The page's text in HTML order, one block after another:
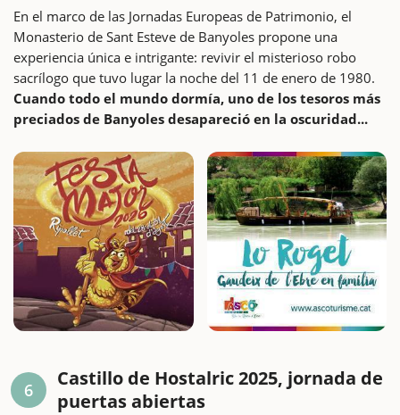
En el marco de las Jornadas Europeas de Patrimonio, el
Monasterio de Sant Esteve de Banyoles propone una
experiencia única e intrigante: revivir el misterioso robo
sacrílogo que tuvo lugar la noche del 11 de enero de 1980.
Cuando todo el mundo dormía, uno de los tesoros más
preciados de Banyoles desapareció en la oscuridad...
6
Castillo de Hostalric 2025, jornada de
puertas abiertas